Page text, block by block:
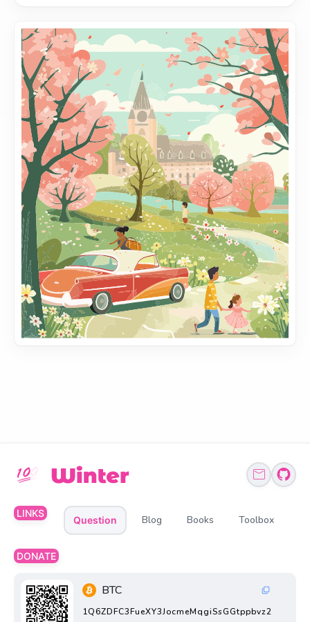
LINKS
Question Blog Books Toolbox
DONATE
BTC
1Q6ZDFC3FueXY3JocmeMqgiSsGGtppbvz2